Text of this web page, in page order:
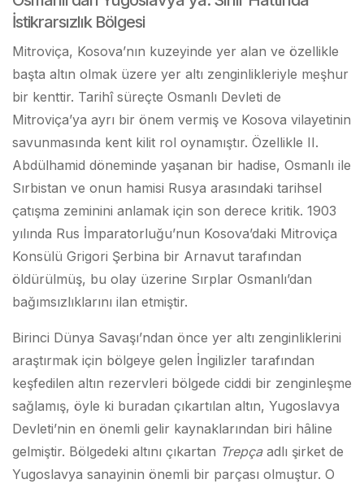
İstikrarsızlık Bölgesi
Mitroviça, Kosova’nın kuzeyinde yer alan ve özellikle
başta altın olmak üzere yer altı zenginlikleriyle meşhur
bir kenttir. Tarihî süreçte Osmanlı Devleti de
Mitroviça’ya ayrı bir önem vermiş ve Kosova vilayetinin
savunmasında kent kilit rol oynamıştır. Özellikle II.
Abdülhamid döneminde yaşanan bir hadise, Osmanlı ile
Sırbistan ve onun hamisi Rusya arasındaki tarihsel
çatışma zeminini anlamak için son derece kritik. 1903
yılında Rus İmparatorluğu’nun Kosova’daki Mitroviça
Konsülü Grigori Şerbina bir Arnavut tarafından
öldürülmüş, bu olay üzerine Sırplar Osmanlı’dan
bağımsızlıklarını ilan etmiştir.
Birinci Dünya Savaşı’ndan önce yer altı zenginliklerini
araştırmak için bölgeye gelen İngilizler tarafından
keşfedilen altın rezervleri bölgede ciddi bir zenginleşme
sağlamış, öyle ki buradan çıkartılan altın, Yugoslavya
Devleti’nin en önemli gelir kaynaklarından biri hâline
gelmiştir. Bölgedeki altını çıkartan Trepçaadlı şirket de
Yugoslavya sanayinin önemli bir parçası olmuştur. O